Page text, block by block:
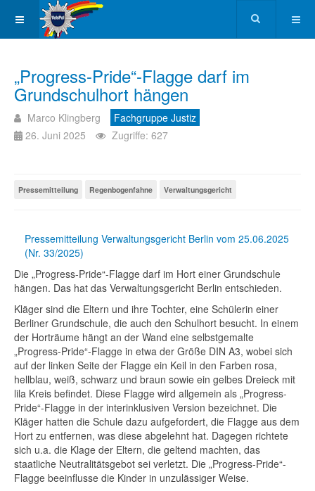
„Progress-Pride“-Flagge darf im
Grundschulhort hängen
Marco Klingberg
Fachgruppe Justiz
26. Juni 2025
Zugriffe: 627
Pressemitteilung Regenbogenfahne Verwaltungsgericht
Pressemitteilung Verwaltungsgericht Berlin vom 25.06.2025
(Nr. 33/2025)
Die „Progress-Pride“-Flagge darf im Hort einer Grundschule
hängen. Das hat das Verwaltungsgericht Berlin entschieden.
Kläger sind die Eltern und ihre Tochter, eine Schülerin einer
Berliner Grundschule, die auch den Schulhort besucht. In einem
der Horträume hängt an der Wand eine selbstgemalte
„Progress-Pride“-Flagge in etwa der Größe DIN A3, wobei sich
auf der linken Seite der Flagge ein Keil in den Farben rosa,
hellblau, weiß, schwarz und braun sowie ein gelbes Dreieck mit
lila Kreis befindet. Diese Flagge wird allgemein als „Progress-
Pride“-Flagge in der interinklusiven Version bezeichnet. Die
Kläger hatten die Schule dazu aufgefordert, die Flagge aus dem
Hort zu entfernen, was diese abgelehnt hat. Dagegen richtete
sich u.a. die Klage der Eltern, die geltend machten, das
staatliche Neutralitätsgebot sei verletzt. Die „Progress-Pride“-
Flagge beeinflusse die Kinder in unzulässiger Weise.